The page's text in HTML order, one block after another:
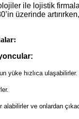
ile lojistik
üzerinde
yüke hızlıca ulaşabilirler.
ve onlardan